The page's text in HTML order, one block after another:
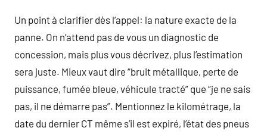
Un point à clarifier dès l’appel: la nature exacte de la
panne. On n’attend pas de vous un diagnostic de
concession, mais plus vous décrivez, plus l’estimation
sera juste. Mieux vaut dire “bruit métallique, perte de
puissance, fumée bleue, véhicule tracté” que “je ne sais
pas, il ne démarre pas”. Mentionnez le kilométrage, la
date du dernier CT même s’il est expiré, l’état des pneus